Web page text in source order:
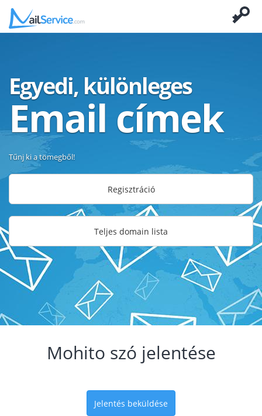
Egyedi, különleges
Email címek
Tűnj ki a tömegből!
Regisztráció
Teljes domain lista
Mohito szó jelentése
Jelentés beküldése